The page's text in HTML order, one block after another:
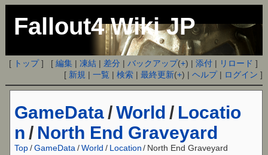
Fallout4 Wiki JP
[ トップ] [編集 |凍結 | 差分 |バックアップ(+) |添付 | リロード ]
[ 新規 |一覧 |検索 |最終更新(+) |ヘルプ| ログイン ]
GameData /World / Locatio
n / North End Graveyard
Top /GameData /World / Location / North End Graveyard